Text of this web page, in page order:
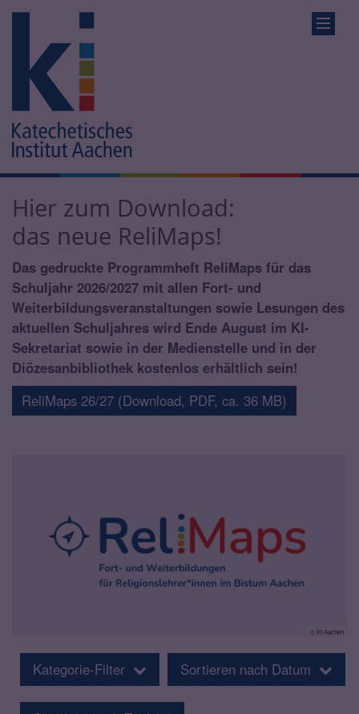
Hier zum Download:
das neue ReliMaps!
Das gedruckte Programmheft ReliMaps für das
Schuljahr 2026/2027 mit allen Fort- und
Weiterbildungsveranstaltungen sowie Lesungen des
aktuellen Schuljahres wird Ende August im KI-
Sekretariat sowie in der Medienstelle und in der
Diözesanbibliothek kostenlos erhältlich sein!
ReliMaps 26/27 (Download, PDF, ca. 36 MB)
© KI Aachen
Kategorie-Filter Sortieren nach Datum